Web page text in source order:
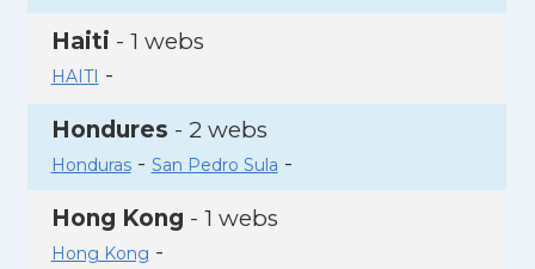
Haiti - 1 webs
HAITI -
Hondures - 2 webs
Honduras- San Pedro Sula -
Hong Kong - 1 webs
Hong Kong -